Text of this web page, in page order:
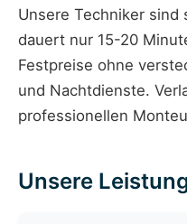
Unsere Techniker
dauert nur 15-20
Festpreise ohne
und Nachtdienste.
professionellen
Unsere